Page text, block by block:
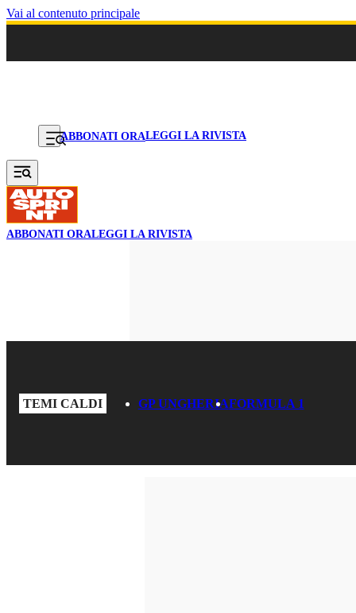
Vai al contenuto principale
ABBONATI ORALEGGI LA RIVISTA
ABBONATI ORALEGGI LA RIVISTA
TEMI CALDI GP UNGHERIAFORMULA 1